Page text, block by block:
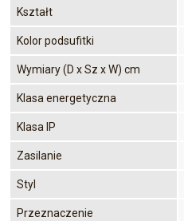
Kształt
Kolor podsufitki
Wymiary (D x Sz x W) cm
Klasa energetyczna
Klasa IP
Zasilanie
Styl
Przeznaczenie